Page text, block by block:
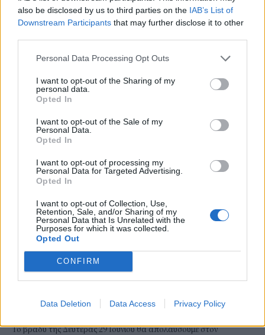
also be disclosed by us to third parties on the IAB’s List of
Downstream Participants that may further disclose it to other
Personal Data Processing Opt Outs
I want to opt-out of the Sharing of my
personal data.
Opted In
I want to opt-out of the Sale of my
Personal Data.
Opted In
I want to opt-out of processing my
Personal Data for Targeted Advertising.
Opted In
I want to opt-out of Collection, Use,
Retention, Sale, and/or Sharing of my
Personal Data that Is Unrelated with the
Purposes for which it was collected.
Opted Out
CONFIRM
Data Deletion Data Access Privacy Policy
STORIES
Αλτσχάιμερ: Διαθέσιμη η εξέταση που
μπορεί να αποκλείσει τη νόσο
Η διάγνωση της νόσου Αλτσχάιμερ έχει ιδιαίτερη αξία, καθώς, με
των ατόμων που είναι επιρρεπή σε νευροεκφυλιστικές παθήσεις,
ασκώντας αυξανόμενη πίεση στα συστήματα υγείας.
STORIES
Πότε είναι η Πανσέληνος Ιουνίου και γιατί
λέγεται «του Μελιού»
Το βράδυ της Δευτέρας 29 Ιουνίου θα απολαύσουμε στον